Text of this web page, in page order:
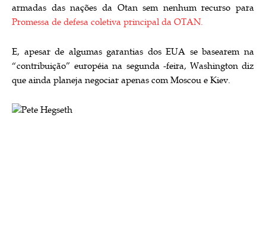
armadas das nações da Otan sem nenhum recurso para
Promessa de defesa coletiva principal da OTAN.
E, apesar de algumas garantias dos EUA se basearem na
“contribuição” européia na segunda -feira, Washington diz
que ainda planeja negociar apenas com Moscou e Kiev.